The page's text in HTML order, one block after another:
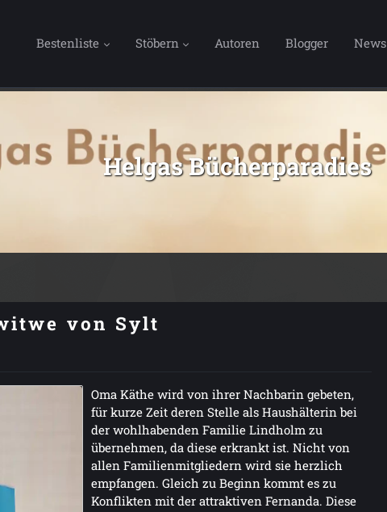
Bestenliste Stöbern Autoren Blogger News
Helgas Bücherparadies
von Sylt
Oma Käthe wird von ihrer Nachbarin gebeten,
für kurze Zeit deren Stelle als Haushälterin bei
der wohlhabenden Familie Lindholm zu
übernehmen, da diese erkrankt ist. Nicht von
allen Familienmitgliedern wird sie herzlich
empfangen. Gleich zu Beginn kommt es zu
Konflikten mit der attraktiven Fernanda. Diese